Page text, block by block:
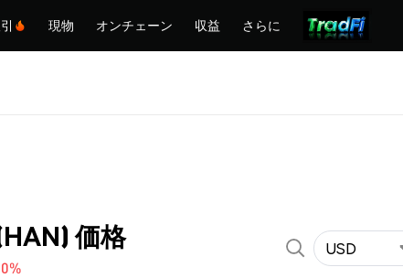
現物 オンチェーン 収益 さらに
価格 USD